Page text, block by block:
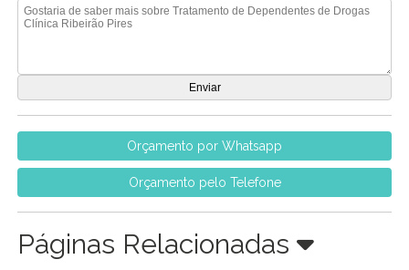
Orçamento por Whatsapp
Orçamento pelo Telefone
Páginas Relacionadas